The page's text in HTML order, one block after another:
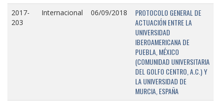
2017-
203
Internacional 06/09/2018
PROTOCOLO GENERAL DE
ACTUACIÓN ENTRE LA
UNIVERSIDAD
IBEROAMERICANA DE
PUEBLA, MÉXICO
(COMUNIDAD UNIVERSITARIA
DEL GOLFO CENTRO, A.C.) Y
LA UNIVERSIDAD DE
MURCIA, ESPAÑA